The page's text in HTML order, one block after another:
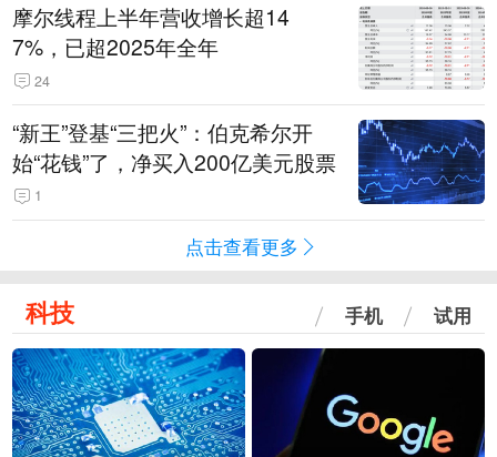
摩尔线程上半年营收增长超14
7%，已超2025年全年
24
“新王”登基“三把火”：伯克希尔开
始“花钱”了，净买入200亿美元股票
1
点击查看更多
科技 手机 试用